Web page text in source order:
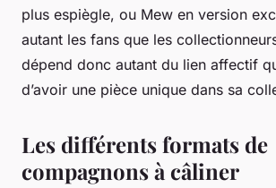
plus espiègle, ou Mew en version
autant les fans que les
dépend donc autant du lien affectif
d’avoir une pièce unique dans sa
Les différents formats de
compagnons à câliner